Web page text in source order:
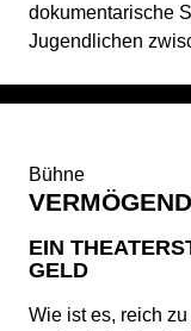
dokumentarische
Jugendlichen
Bühne
VERMÖGEND
EIN
GELD
Wie ist es, reich